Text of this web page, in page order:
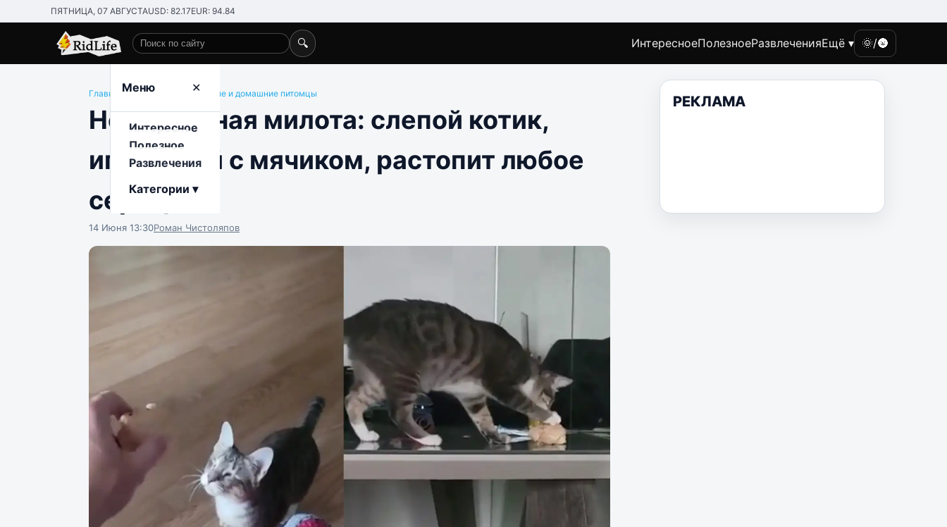
ПЯТНИЦА, 07 АВГУСТАUSD: 82.17EUR: 94.84
Поиск по сайту
🔍 ИнтересноеПолезноеРазвлеченияЕщё ▾ 🌞/🌚
Меню ✕
Интересное
Полезное
Развлечения
Категории ▾
Главная/Развлечения Животные и домашние питомцы
Невероятная милота: слепой котик,
играющий с мячиком, растопит любое
сердце
14 Июня 13:30Роман Чистоляпов
РЕКЛАМА